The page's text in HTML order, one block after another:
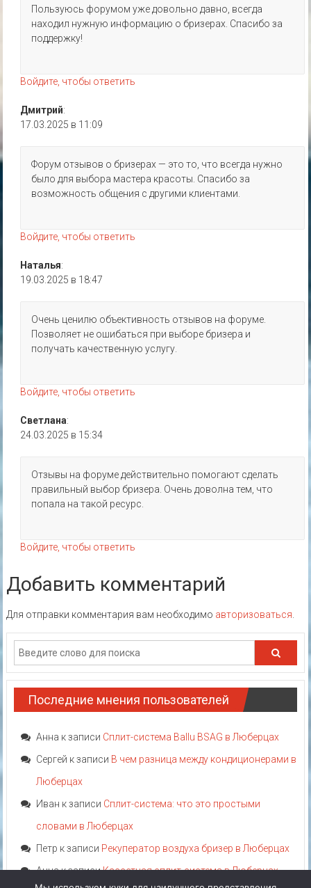
Пользуюсь форумом уже довольно давно, всегда
находил нужную информацию о бризерах. Спасибо за
поддержку!
Войдите, чтобы ответить
Дмитрий:
17.03.2025 в 11:09
Форум отзывов о бризерах — это то, что всегда нужно
было для выбора мастера красоты. Спасибо за
возможность общения с другими клиентами.
Войдите, чтобы ответить
Наталья:
19.03.2025 в 18:47
Очень ценилю объективность отзывов на форуме.
Позволяет не ошибаться при выборе бризера и
получать качественную услугу.
Войдите, чтобы ответить
Светлана:
24.03.2025 в 15:34
Отзывы на форуме действительно помогают сделать
правильный выбор бризера. Очень доволна тем, что
попала на такой ресурс.
Войдите, чтобы ответить
Добавить комментарий
Для отправки комментария вам необходимо авторизоваться.
Последние мнения пользователей
Анна к записи Сплит-система Ballu BSAG в Люберцах
Сергей к записи В чем разница между кондиционерами в
Люберцах
Иван к записи Сплит-система: что это простыми
словами в Люберцах
Петр к записи Рекуператор воздуха бризер в Люберцах
Аннак записиКассетная сплит-система в Люберцах